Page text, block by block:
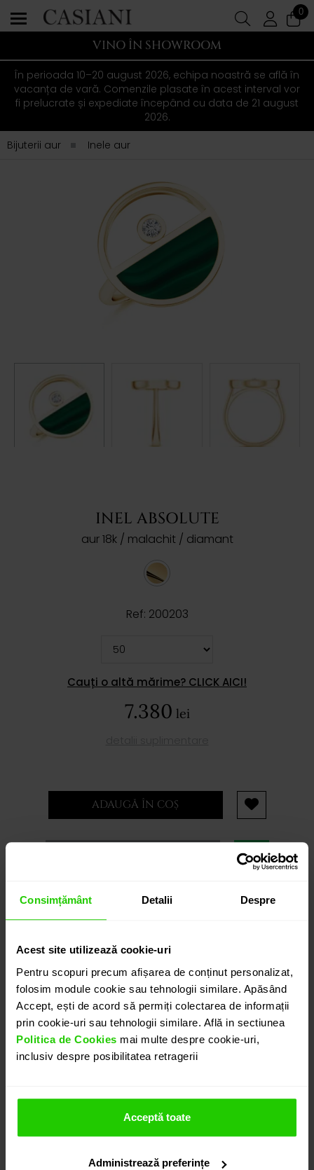
Consimțământ Detalii Despre
Acest site utilizează cookie-uri
Pentru scopuri precum afișarea de conținut personalizat,
folosim module cookie sau tehnologii similare. Apăsând
Accept, ești de acord să permiți colectarea de informații
prin cookie-uri sau tehnologii similare. Află in sectiunea
Politica de Cookies mai multe despre cookie-uri,
inclusiv despre posibilitatea retragerii
Acceptă toate
Administrează preferințe
0
VINO ÎN SHOWROOM
În perioada 10–20 august 2026, echipa noastră se află în
vacanța de vară. Comenzile plasate în acest interval vor
fi prelucrate și expediate începând cu data de 21 august
2026.
Bijuterii aur
Inele aur
INEL ABSOLUTE
aur 18k / malachit / diamant
Ref: 200203
Cauți o altă mărime? CLICK AICI!
7.380 lei
ADAUGĂ ÎN COȘ
DETALII
INEL ABSOLUTE DIN AUR DE 18K CU MALACHIT SI
DIAMANT
Inelul CASIANI ABSOLUTE cu Malachite si Diamant
este o bijuterie eleganta, prezentand un diamant
alb (0.12 ct) si un malachit natural sub forma de
jumatate de disc de 15mm, incastrate in aur galben
de 18k. Modele complementare acestui produs
si vizitand showroom-ul nostru.
CARACTERISTICI